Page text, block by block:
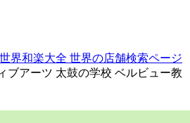
世界和楽大全 世界の店舗検索ページ
ブアーツ 太鼓の学校 ベルビュー教